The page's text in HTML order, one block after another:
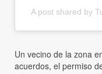
A post shared by
Un vecino de la zona
acuerdos, el permiso